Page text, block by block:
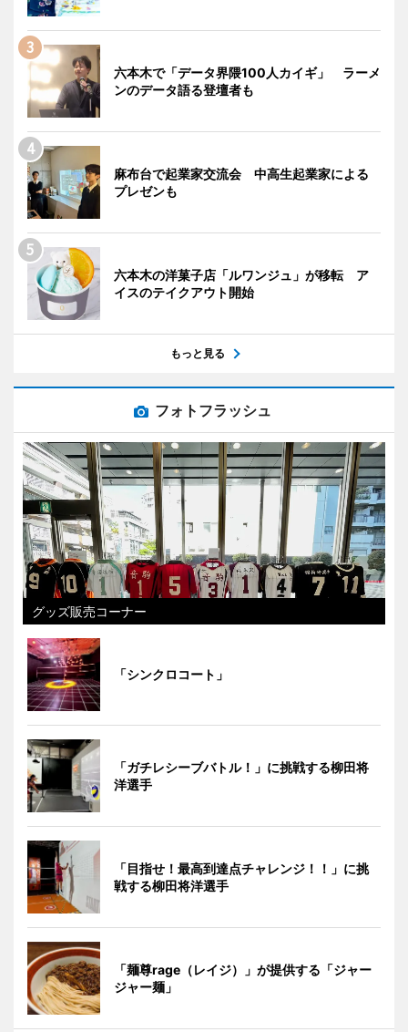
六本木で「データ界隈100人カイギ」 ラーメ
ンのデータ語る登壇者も
麻布台で起業家交流会 中高生起業家による
プレゼンも
六本木の洋菓子店「ルワンジュ」が移転 ア
イスのテイクアウト開始
もっと見る
フォトフラッシュ
グッズ販売コーナー
「シンクロコート」
「ガチレシーブバトル！」に挑戦する柳田将
洋選手
「目指せ！最高到達点チャレンジ！！」に挑
戦する柳田将洋選手
「麺尊rage（レイジ）」が提供する「ジャー
ジャー麺」